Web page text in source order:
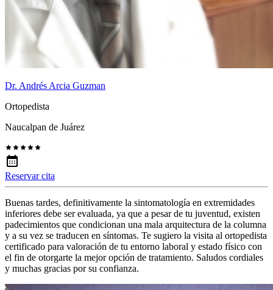
Dr. Andrés Arcia Guzman
Ortopedista
Naucalpan de Juárez
Reservar cita
Buenas tardes, definitivamente la sintomatología en extremidades
inferiores debe ser evaluada, ya que a pesar de tu juventud, existen
padecimientos que condicionan una mala arquitectura de la columna
y a su vez se traducen en síntomas. Te sugiero la visita al ortopedista
certificado para valoración de tu entorno laboral y estado físico con
el fin de otorgarte la mejor opción de tratamiento. Saludos cordiales
y muchas gracias por su confianza.